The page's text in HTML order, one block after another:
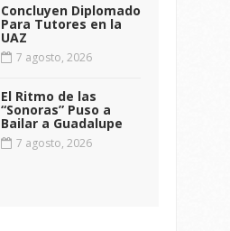
Concluyen Diplomado
Para Tutores en la
UAZ
7 agosto, 2026
El Ritmo de las
“Sonoras” Puso a
Bailar a Guadalupe
7 agosto, 2026